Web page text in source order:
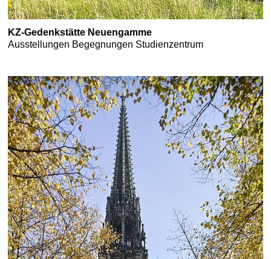
KZ-Gedenkstätte Neuengamme
Ausstellungen Begegnungen Studienzentrum